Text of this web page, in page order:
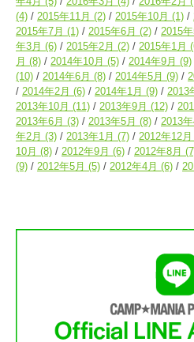
(4)
2015年11月 (2) 2015年10月 (1)
2015年7月 (1) 2015年6月 (2) 2015
年3月 (6) 2015年2月 (2) 2015年1月
月 (8) 2014年10月 (5) 2014年9月 (9)
(10)
2014年6月 (8) 2014年5月 (9)
2014年2月 (6) 2014年1月 (9) 2013
2013年10月 (11) 2013年9月 (12)
2013年6月 (3) 2013年5月 (8) 2013
年2月 (3) 2013年1月 (7) 2012年12月
10月 (8) 2012年9月 (6) 2012年8月
(9)
2012年5月 (5) 2012年4月 (6)